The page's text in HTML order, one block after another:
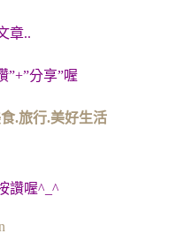
章..
”+”分享”喔
.旅行.美好生活
讚喔^_^